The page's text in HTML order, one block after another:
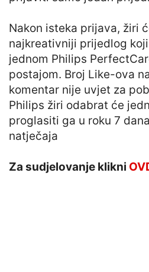
Nakon isteka prijava, žiri
najkreativniji prijedlog
jednom Philips
postajom. Broj Like-ova
komentar nije uvjet za
Philips žiri odabrat će
proglasiti ga u roku 7
natječaja
Za sudjelovanje klikni